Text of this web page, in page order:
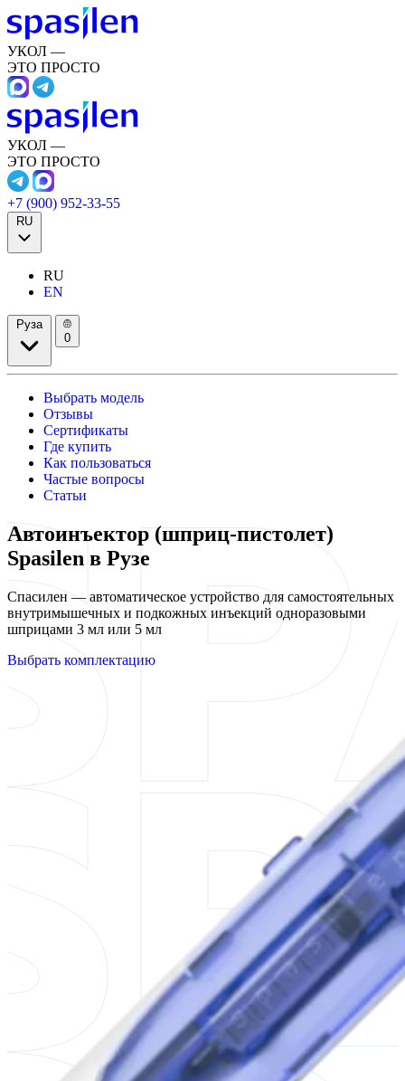
УКОЛ —
ЭТО ПРОСТО
УКОЛ —
ЭТО ПРОСТО
+7 (900) 952-33-55
RU
RU
EN
Руза
0
Выбрать модель
Отзывы
Сертификаты
Где купить
Как пользоваться
Частые вопросы
Статьи
Автоинъектор (шприц-пистолет)
Spasilen в Рузе
Спасилен — автоматическое устройство для самостоятельных
внутримышечных и подкожных инъекций одноразовыми
шприцами 3 мл или 5 мл
Выбрать комплектацию